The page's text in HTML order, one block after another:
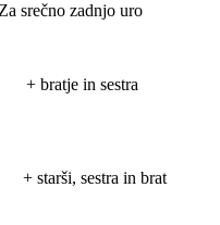
Za srečno zadnjo uro
in sestra
sestra in brat